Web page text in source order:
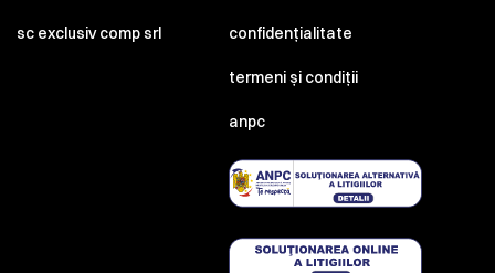
sc exclusiv comp srl confidențialitate
termeni și condiții
anpc